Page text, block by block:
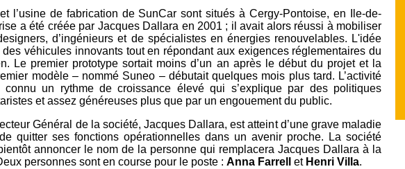
l’usine de fabrication de SunCar sont situés à Cergy-Pontoise, en Ile-de-
a été créée par Jacques Dallara en 2001 ; il avait alors réussi à mobiliser
d’ingénieurs et de spécialistes en énergies renouvelables. L'idée
véhicules innovants tout en répondant aux exigences réglementaires du
Le premier prototype sortait moins d’un an après le début du projet et la
modèle – nommé Suneo – débutait quelques mois plus tard. L’activité
un rythme de croissance élevé qui s’explique par des politiques
et assez généreuses plus que par un engouement du public.
Général de la société, Jacques Dallara, est atteint d’une grave maladie
quitter ses fonctions opérationnelles dans un avenir proche. La société
annoncer le nom de la personne qui remplacera Jacques Dallara à la
personnes sont en course pour le poste : Anna Farrell et Henri Villa.